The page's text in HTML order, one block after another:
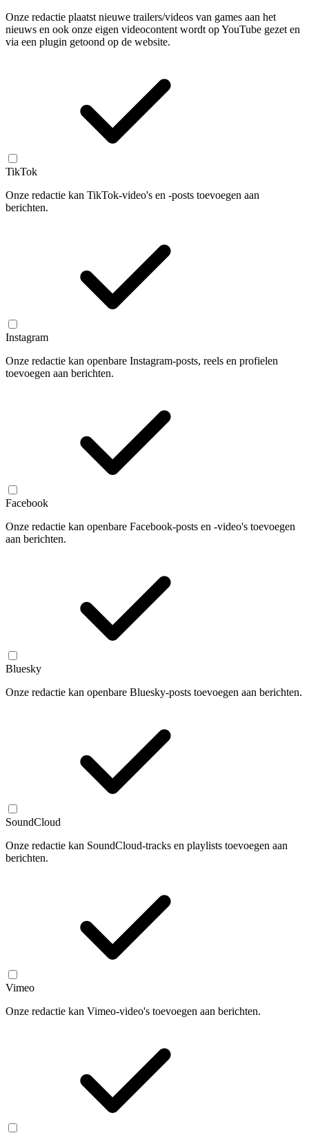
Onze redactie plaatst nieuwe trailers/videos van games aan het
nieuws en ook onze eigen videocontent wordt op YouTube gezet en
via een plugin getoond op de website.
TikTok
Onze redactie kan TikTok-video's en -posts toevoegen aan
berichten.
Instagram
Onze redactie kan openbare Instagram-posts, reels en profielen
toevoegen aan berichten.
Facebook
Onze redactie kan openbare Facebook-posts en -video's toevoegen
aan berichten.
Bluesky
Onze redactie kan openbare Bluesky-posts toevoegen aan berichten.
SoundCloud
Onze redactie kan SoundCloud-tracks en playlists toevoegen aan
berichten.
Vimeo
Onze redactie kan Vimeo-video's toevoegen aan berichten.